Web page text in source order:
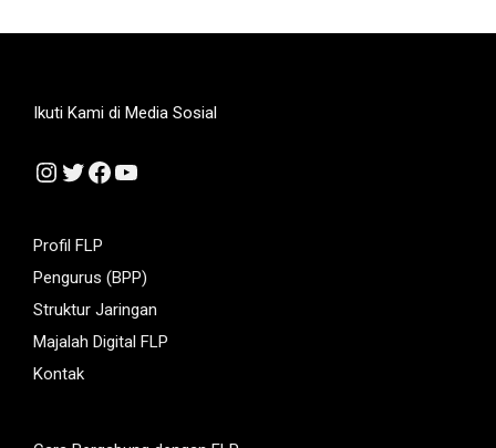
Ikuti Kami di Media Sosial
Instagram
Twitter
Facebook
YouTube
Profil FLP
Pengurus (BPP)
Struktur Jaringan
Majalah Digital FLP
Kontak